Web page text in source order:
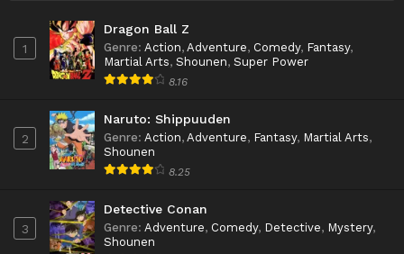
1
Dragon Ball Z
Genre: Action, Adventure, Comedy, Fantasy,
Martial Arts, Shounen, Super Power
8.16
2
Naruto: Shippuuden
Genre: Action, Adventure, Fantasy, Martial Arts,
Shounen
8.25
3
Detective Conan
Genre: Adventure, Comedy, Detective, Mystery,
Shounen